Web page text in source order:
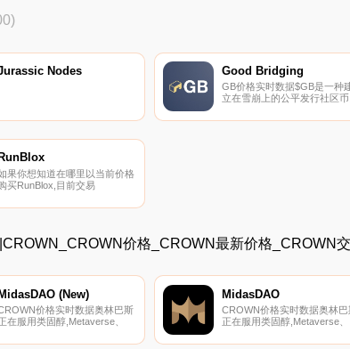
币交易所页面上找到其他列
表。｛二进制｝：卓越的电子竞
.
社区所有.
Nodes Good Bridging
GB价格实时数据$GB是一种
立在雪崩上的公平发行社区币
RunBlox
果你想知道在哪里以当前价格
买RunBlox,目前交易
易所是Trader Joe（雪崩）。
合了真实的物理世界和Bloxes
生活的虚拟世界。一旦推
时赚取代币.
价格_CROWN最新价格_CROWN
(New)
价格实时数据奥林巴斯
在服用类固醇,Metaverse、
和其他投资的收入源源不断.
MidasDAO
CROWN价格实时数据奥林巴
正在服用类固醇,Metaverse、
币和其他投资的收入源源不